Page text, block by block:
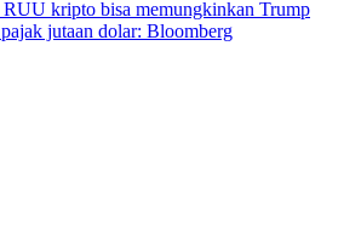
RUU kripto bisa memungkinkan Trump
jutaan dolar: Bloomberg